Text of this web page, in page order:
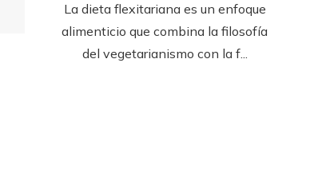
La dieta flexitariana es un enfoque
alimenticio que combina la filosofía
del vegetarianismo con la f...